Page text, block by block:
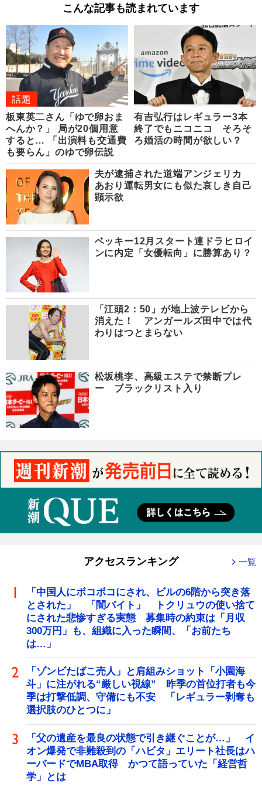
こんな記事も読まれています
話題
板東英二さん「ゆで卵おま
へんか？」 局が20個用意
すると… 「出演料も交通費
も要らん」のゆで卵伝説
有吉弘行はレギュラー3本
終了でもニコニコ そろそ
ろ婚活の時間が欲しい？
夫が逮捕された道端アンジェリカ
あおり運転男女にも似た哀しき自己
顕示欲
ベッキー12月スタート連ドラヒロイ
ンに内定「女優転向」に勝算あり？
「江頭2：50」が地上波テレビから
消えた！ アンガールズ田中では代
わりはつとまらない
松坂桃李、高級エステで禁断プレ
ー ブラックリスト入り
アクセスランキング 一覧
「中国人にボコボコにされ、ビルの6階から突き落
とされた」 「闇バイト」 トクリュウの使い捨て
にされた悲惨すぎる実態 募集時の約束は「月収
300万円」も、組織に入った瞬間、「お前たち
は…」
「ゾンビたばこ売人」と肩組みショット「小園海
斗」に注がれる“厳しい視線” 昨季の首位打者も今
季は打撃低調、守備にも不安 「レギュラー剥奪も
選択肢のひとつに」
「父の遺産を最良の状態で引き継ぐことが…」 イ
オン爆発で非難殺到の「ハビタ」エリート社長はハ
ーバードでMBA取得 かつて語っていた「経営哲
学」とは